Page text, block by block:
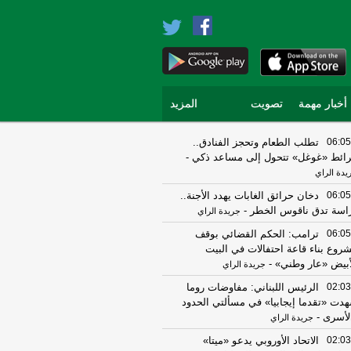
أخبار مهمة تصويت المزيد
06:05
تطلب الطعام وتحجز الفنادق..
«غوغل» تتحول إلى مساعد ذكي -
الراي
06:05
دخان حرائق الغابات يهدد الأجنة..
تدق ناقوس الخطر - جريدة الراي
06:05
ترامب: الحكم القضائي بوقف
بناء قاعة احتفالات في البيت
«عار وطني» - جريدة الراي
02:03
الرئيس اللبناني: مفاوضات روما
«تقدما إيجابيا» في مسألتي الحدود
- جريدة الراي
02:03
الاتحاد الأوروبي يدعو «ميتا»